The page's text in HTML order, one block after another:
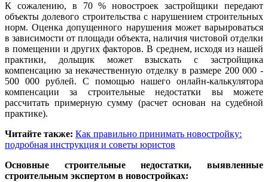
К сожалению, в 70 % новостроек застройщики передают
объекты долевого строительства с нарушением строительных
норм. Оценка допущенного нарушения может варьироваться
в зависимости от площади объекта, наличия чистовой отделки
в помещении и других факторов. В среднем, исходя из нашей
практики, дольщик может взыскать с застройщика
компенсацию за некачественную отделку в размере 200 000 -
500 000 рублей. С помощью нашего онлайн-калькулятора
компенсации за строительные недостатки вы можете
рассчитать примерную сумму (расчет основан на судебной
практике).
Читайте также: Как правильно принимать новостройку:
подробная инструкция и советы юристов
Основные строительные недостатки, выявленные
строительным экспертом в новостройках: